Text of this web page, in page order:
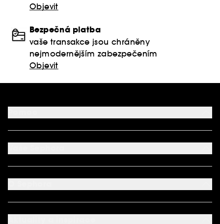
Objevit
Bezpečná platba
vaše transakce jsou chráněny
nejmodernějším zabezpečením
Objevit
FAQ
Podmínky Nabídek
Kontaktujte nás
Mapa stránky
Můj účet
Aplikace SEPHORA
Nastavení souborů cookie
O společnosti Sephora
Kariéra